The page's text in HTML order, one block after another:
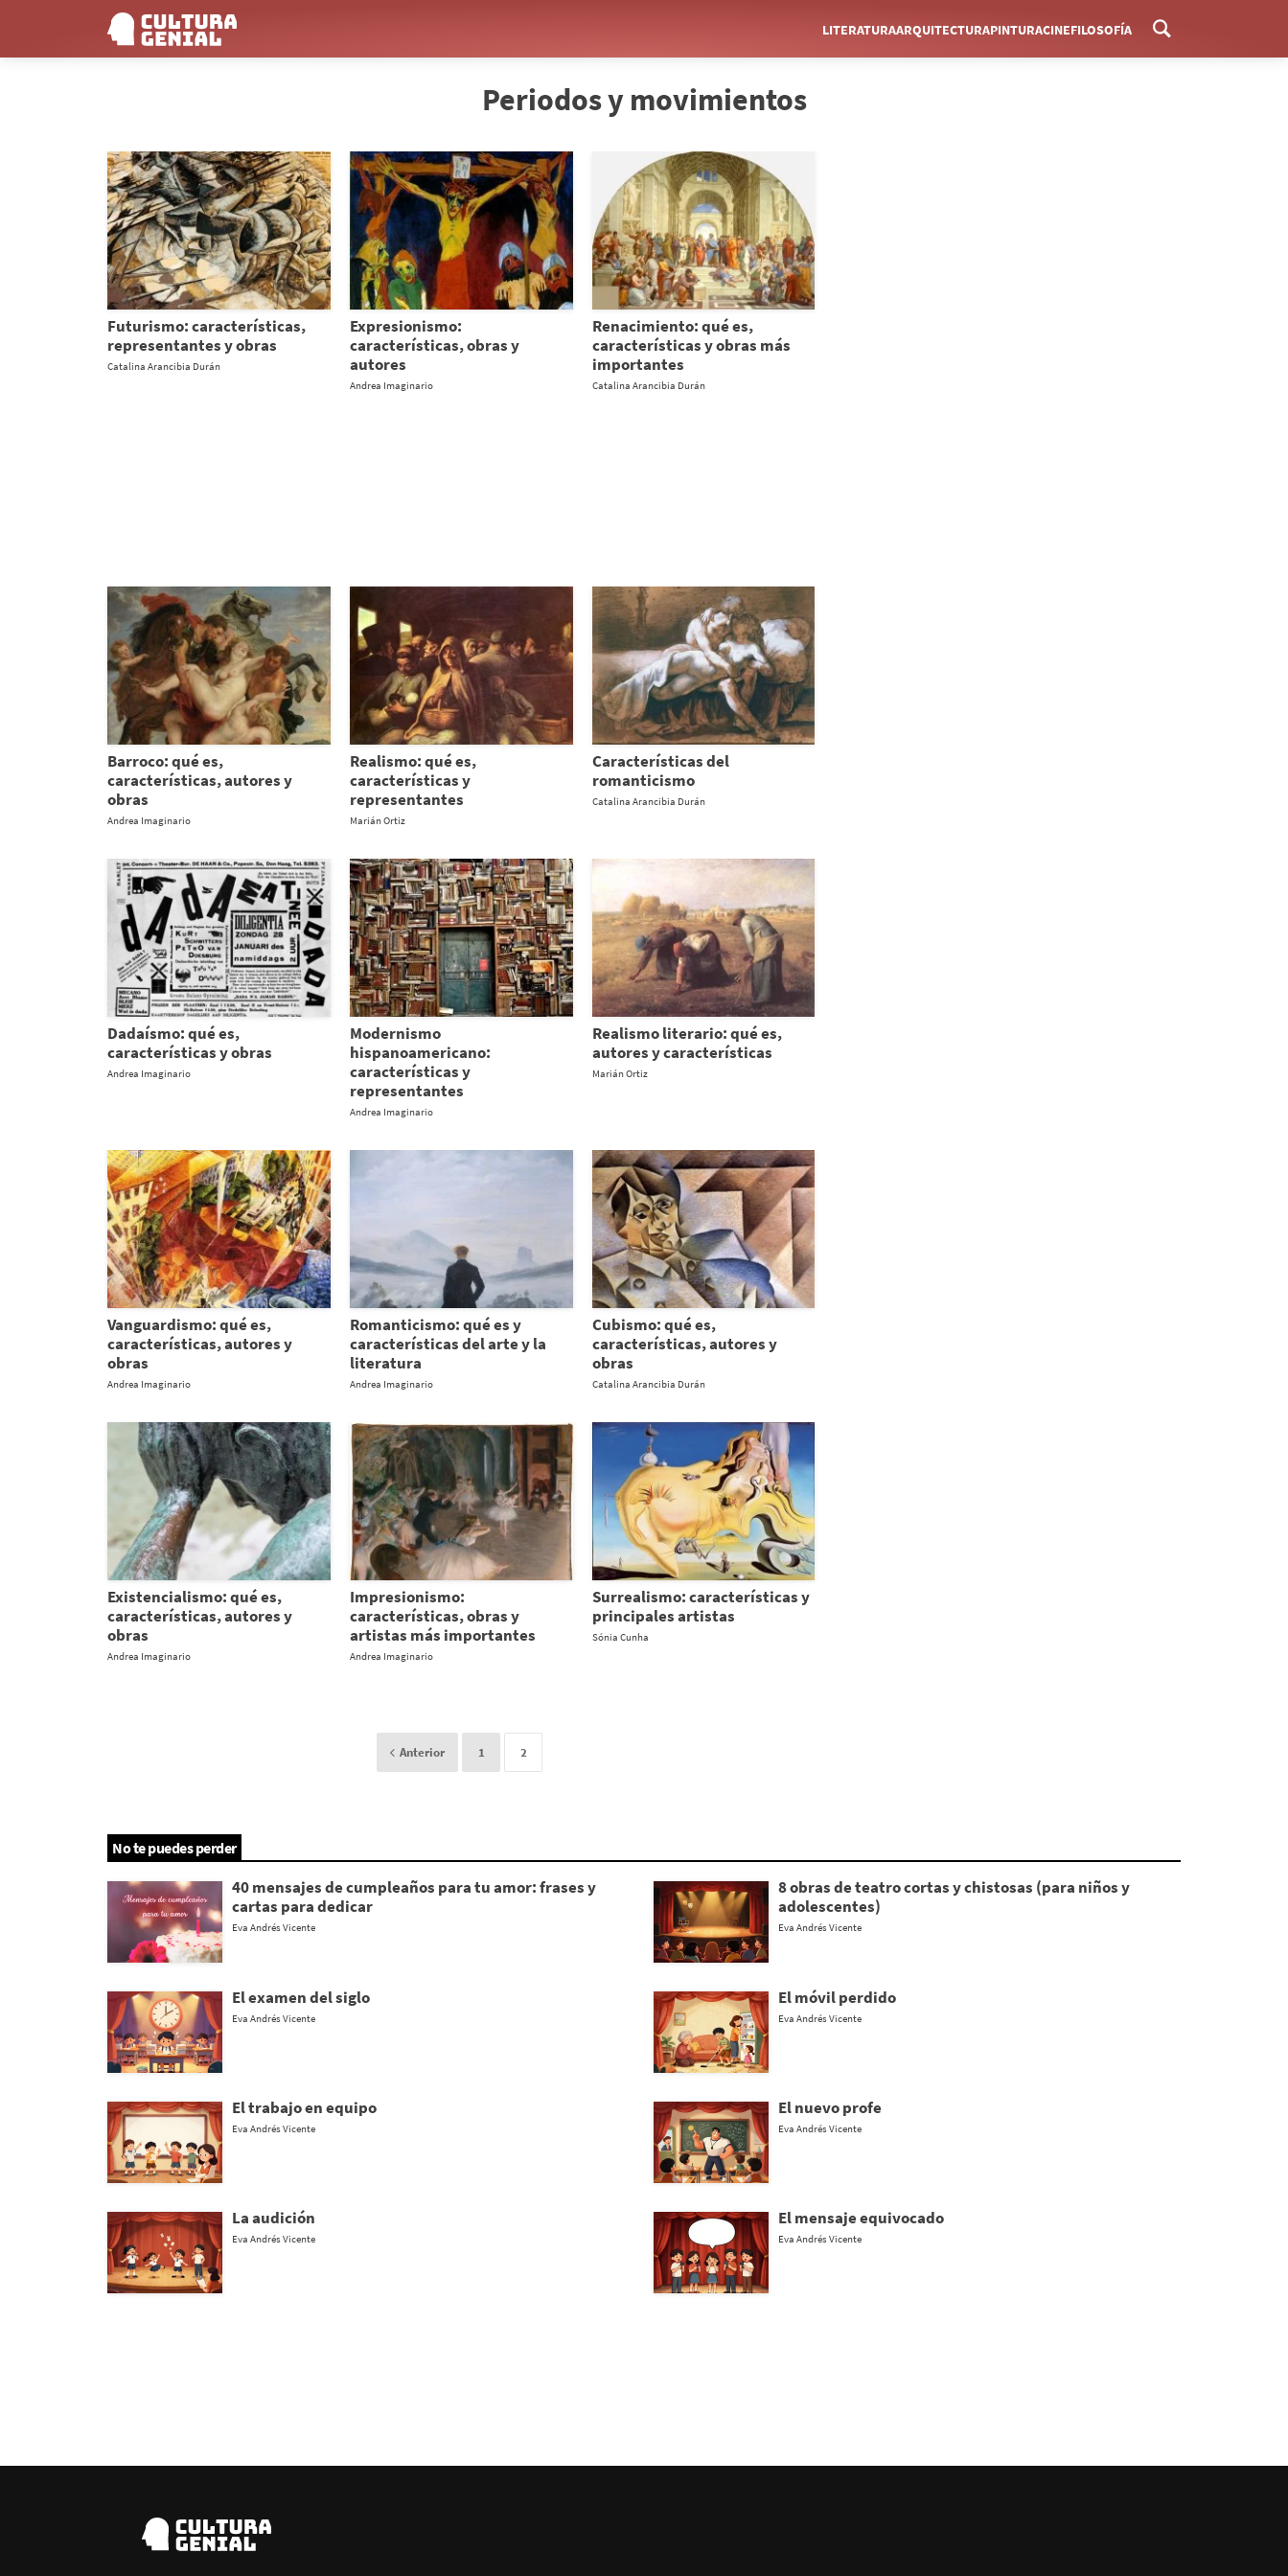
Menú
LITERATURAARQUITECTURAPINTURACINEFILOSOFÍA
Periodos y movimientos
Futurismo: características,
representantes y obras
Catalina Arancibia Durán
Expresionismo:
características, obras y
autores
Andrea Imaginario
Renacimiento: qué es,
características y obras más
importantes
Catalina Arancibia Durán
Barroco: qué es,
características, autores y
obras
Andrea Imaginario
Realismo: qué es,
características y
representantes
Marián Ortiz
Características del
romanticismo
Catalina Arancibia Durán
Dadaísmo: qué es,
características y obras
Andrea Imaginario
Modernismo
hispanoamericano:
características y
representantes
Andrea Imaginario
Realismo literario: qué es,
autores y características
Marián Ortiz
Vanguardismo: qué es,
características, autores y
obras
Andrea Imaginario
Romanticismo: qué es y
características del arte y la
literatura
Andrea Imaginario
Cubismo: qué es,
características, autores y
obras
Catalina Arancibia Durán
Existencialismo: qué es,
características, autores y
obras
Andrea Imaginario
Impresionismo:
características, obras y
artistas más importantes
Andrea Imaginario
Surrealismo: características y
principales artistas
Sónia Cunha
Anterior 1 2
No te puedes perder
40 mensajes de cumpleaños para tu amor: frases y
cartas para dedicar
Eva Andrés Vicente
8 obras de teatro cortas y chistosas (para niños y
adolescentes)
Eva Andrés Vicente
El examen del siglo
Eva Andrés Vicente
El móvil perdido
Eva Andrés Vicente
El trabajo en equipo
Eva Andrés Vicente
El nuevo profe
Eva Andrés Vicente
La audición
Eva Andrés Vicente
El mensaje equivocado
Eva Andrés Vicente